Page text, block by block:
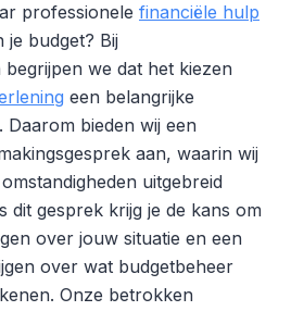
professionele financiële hulp
je budget? Bij
we dat het kiezen
een belangrijke
Daarom bieden wij een
aan, waarin wij
uitgebreid
dit gesprek krijg je de kans om
over jouw situatie en een
over wat budgetbeheer
Onze betrokken